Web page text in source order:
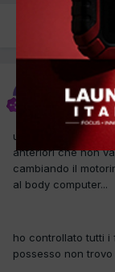
remix
Inviato11
un saluto a
anteriori che non
cambiando il
al body computer...
ho controllato tutti i
possesso non